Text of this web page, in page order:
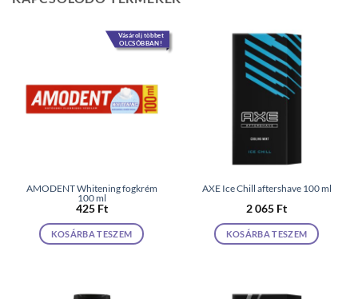
Vásárolj többet
OLCSÓBBAN!
AMODENT Whitening fogkrém
100 ml
425 Ft
KOSÁRBA TESZEM
AXE Ice Chill aftershave 100 ml
2 065 Ft
KOSÁRBA TESZEM